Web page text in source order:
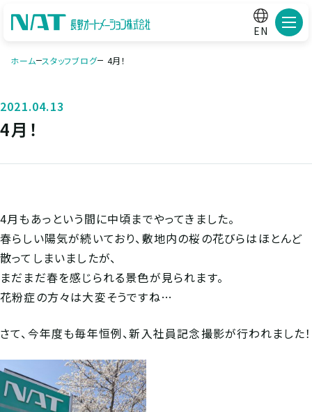
EN メニ
ホーム スタッフブログ 4月！
2021.04.13
4月！
4月もあっという間に中頃までやってきました。
春らしい陽気が続いており、敷地内の桜の花びらはほとんど
散ってしまいましたが、
まだまだ春を感じられる景色が見られます。
花粉症の方々は大変そうですね…
さて、今年度も毎年恒例、新入社員記念撮影が行われました！